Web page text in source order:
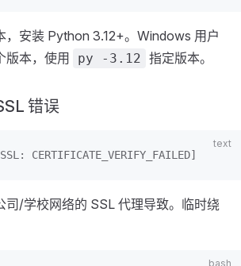
，安装 Python 3.12+。Windows 用户
版本，使用
py -3.12 指定版本。
错误
CERTIFICATE_VERIFY_FAILED]
司/学校网络的 SSL 代理导致。临时绕